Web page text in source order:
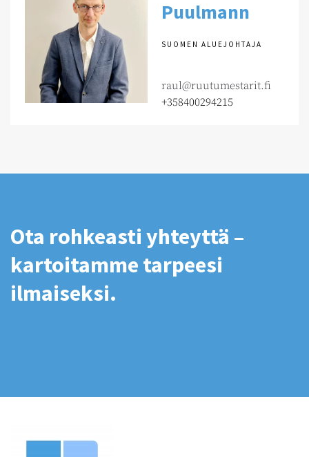
Puulmann
SUOMEN ALUEJOHTAJA
raul@ruutumestarit.fi
+358400294215
Ota rohkeasti yhteyttä –
kartoitamme tarpeesi
ilmaiseksi.